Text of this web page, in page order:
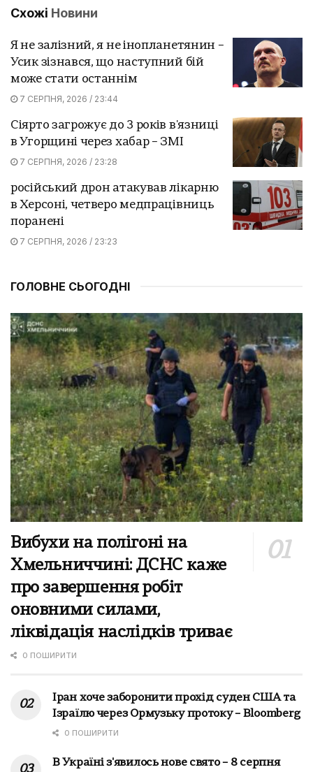
Схожі Новини
Я не залізний, я не інопланетянин –
Усик зізнався, що наступний бій
може стати останнім
7 СЕРПНЯ, 2026 / 23:44
Сіярто загрожує до 3 років в'язниці
в Угорщині через хабар – ЗМІ
7 СЕРПНЯ, 2026 / 23:28
російський дрон атакував лікарню
в Херсоні, четверо медпрацівниць
поранені
7 СЕРПНЯ, 2026 / 23:23
ГОЛОВНЕ СЬОГОДНІ
Вибухи на полігоні на
Хмельниччині: ДСНС каже
про завершення робіт
оновними силами,
ліквідація наслідків триває
0 ПОШИРИТИ
Іран хоче заборонити прохід суден США та
Ізраїлю через Ормузьку протоку – Bloomberg
0 ПОШИРИТИ
В Україні з'явилось нове свято – 8 серпня